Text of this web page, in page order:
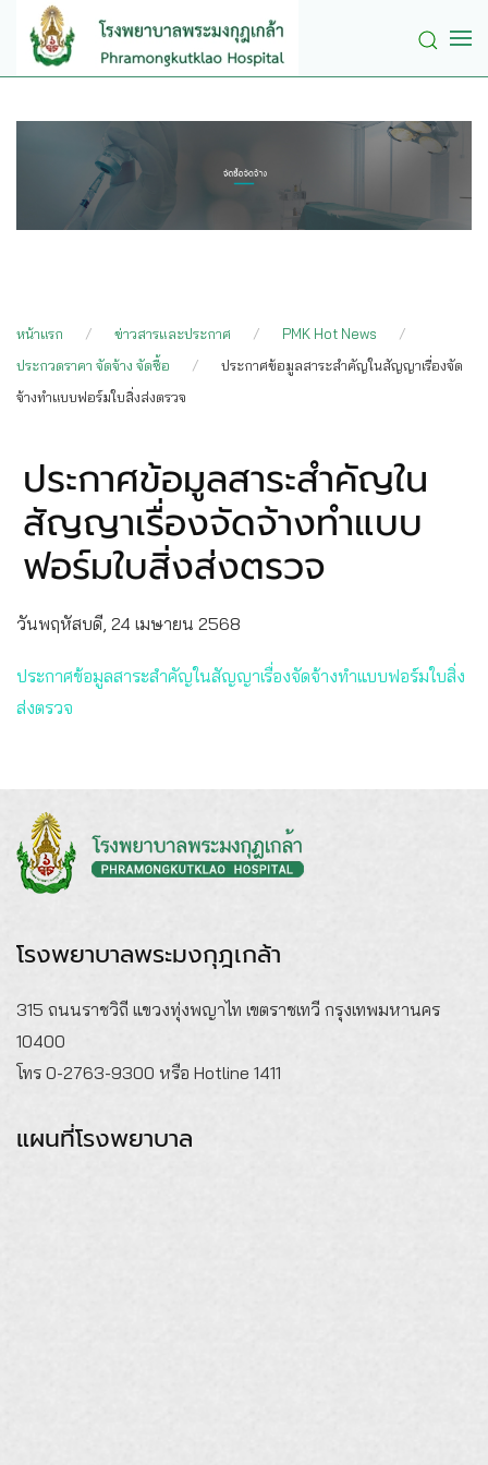
Skip to main content
หน้าแรก ข่าวสารและประกาศ
PMK Hot News
ประกวดราคา จัดจ้าง จัดซื้อ
ประกาศข้อมูลสาระสำคัญในสัญญาเรื่องจัด
จ้างทำแบบฟอร์มใบสิ่งส่งตรวจ
ประกาศข้อมูลสาระสำคัญใน
สัญญาเรื่องจัดจ้างทำแบบ
ฟอร์มใบสิ่งส่งตรวจ
วันพฤหัสบดี, 24 เมษายน 2568
ประกาศข้อมูลสาระสำคัญในสัญญาเรื่องจัดจ้างทำแบบฟอร์มใบสิ่ง
ส่งตรวจ
โรงพยาบาลพระมงกุฎเกล้า
315 ถนนราชวิถี แขวงทุ่งพญาไท เขตราชเทวี กรุงเทพมหานคร
10400
โทร 0-2763-9300 หรือ Hotline 1411
แผนที่โรงพยาบาล